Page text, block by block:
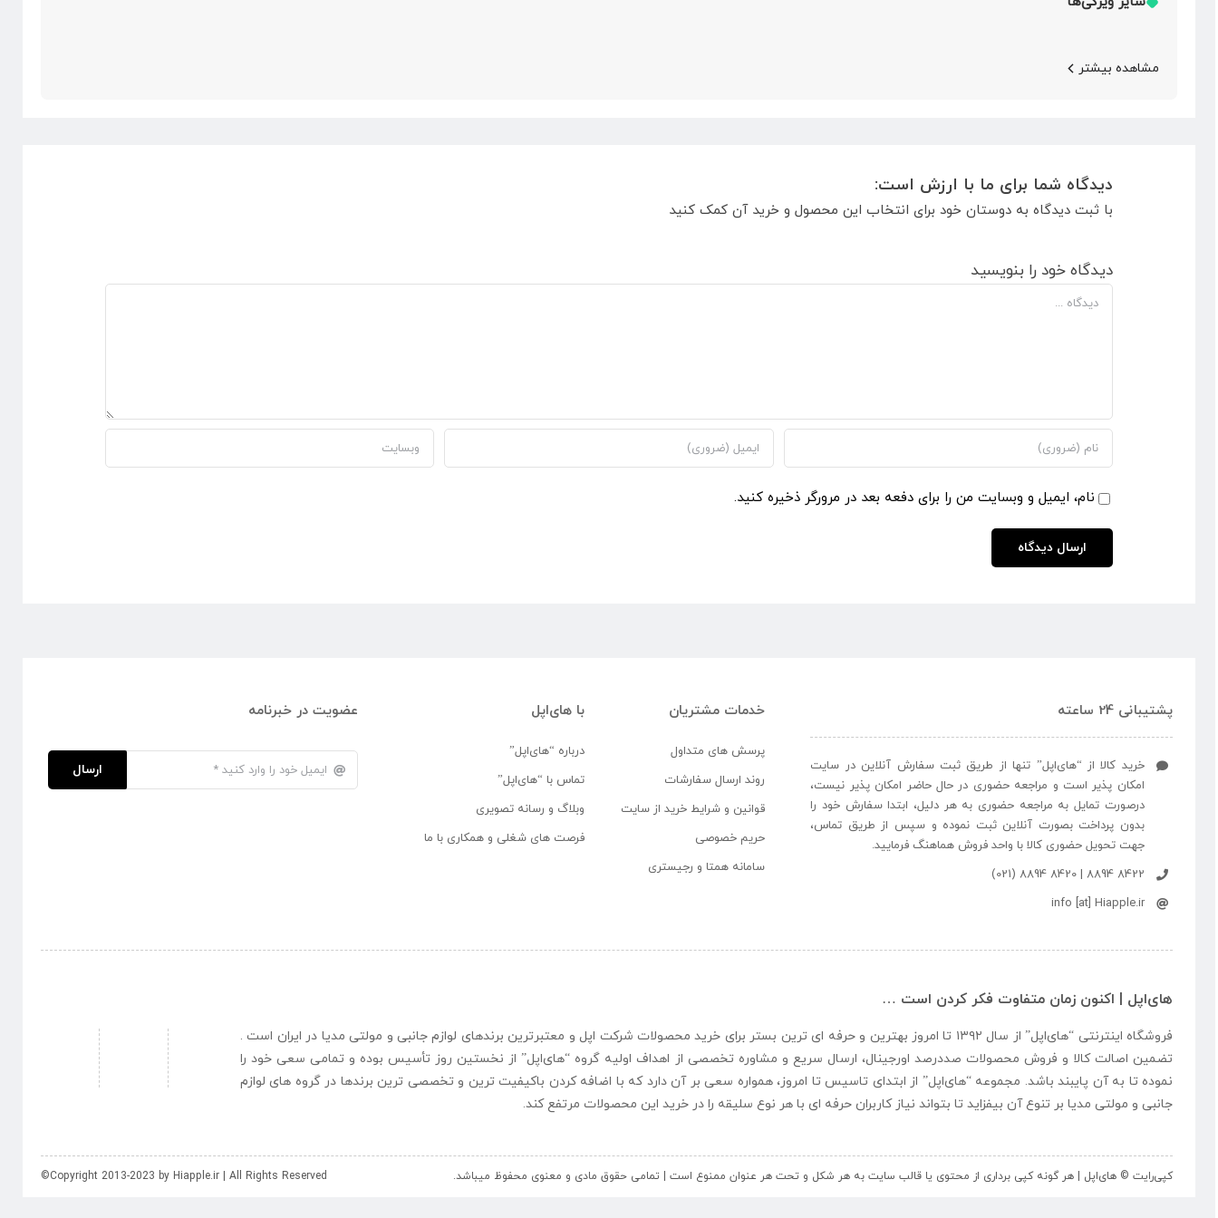
مشاهده بیشتر
دیدگاه شما برای ما با ارزش است:
با ثبت دیدگاه به دوستان خود برای انتخاب این محصول و خرید آن کمک کنید
دیدگاه خود را بنویسید
دیدگاه
نام، ایمیل و وبسایت من را برای دفعه بعد در مرورگر ذخیره کنید.
پشتیبانی 24 ساعته
خرید کالا از “های‌اپل” تنها از طریق ثبت سفارش آنلاین در سایت
امکان پذیر است و مراجعه حضوری در حال حاضر امکان پذیر نیست،
درصورت تمایل به مراجعه حضوری به هر دلیل، ابتدا سفارش خود را
بدون پرداخت بصورت آنلاین ثبت نموده و سپس از طریق تماس،
جهت تحویل حضوری کالا با واحد فروش هماهنگ فرمایید.
8422 8894 | 8420 8894 (021)
info [at] Hiapple.ir
خدمات مشتریان
پرسش های متداول
روند ارسال سفارشات
قوانین و شرایط خرید از سایت
حریم خصوصی
سامانه همتا و رجیستری
با های‌اپل
درباره “های‌اپل”
تماس با “های‌اپل”
وبلاگ و رسانه تصویری
فرصت های شغلی و همکاری با ما
عضویت در خبرنامه
ارسال
های‌اپل | اکنون زمان متفاوت فکر کردن است …
فروشگاه اینترنتی “های‌اپل
” از سال ۱۳۹۲ تا امروز بهترین و حرفه ای ترین بستر برای خرید محصولات شرکت اپل و معتبرترین برندهای لوازم جانبی و مولتی مدیا در ایران است .
تضمین اصالت کالا و فروش محصولات صددرصد اورجینال، ارسال سریع و مشاوره تخصصی از اهداف اولیه گروه “های‌اپل” از نخستین روز تأسیس بوده و تمامی سعی خود را
نموده تا به آن پایبند باشد. مجموعه “های‌اپل” از ابتدای تاسیس تا امروز، همواره سعی بر آن دارد که با اضافه کردن باکیفیت ترین و تخصصی ترین برندها در گروه های لوازم
جانبی و مولتی مدیا بر تنوع آن بیفزاید تا بتواند نیاز کاربران حرفه ای با هر نوع سلیقه را در خرید این محصولات مرتفع کند.
کپی‌رایت © های‌اپل | هر گونه کپی برداری از محتوی یا قالب سایت به هر شکل و تحت هر عنوان ممنوع است | تمامی حقوق مادی و معنوی محفوظ میباشد. ©Copyright 2013-2023 by Hiapple.ir | All Rights Reserved